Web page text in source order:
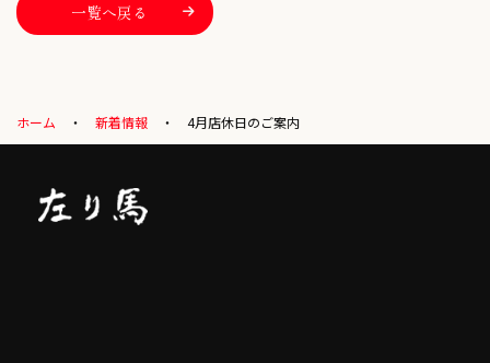
一覧へ戻る
ホーム 新着情報 4月店休日のご案内